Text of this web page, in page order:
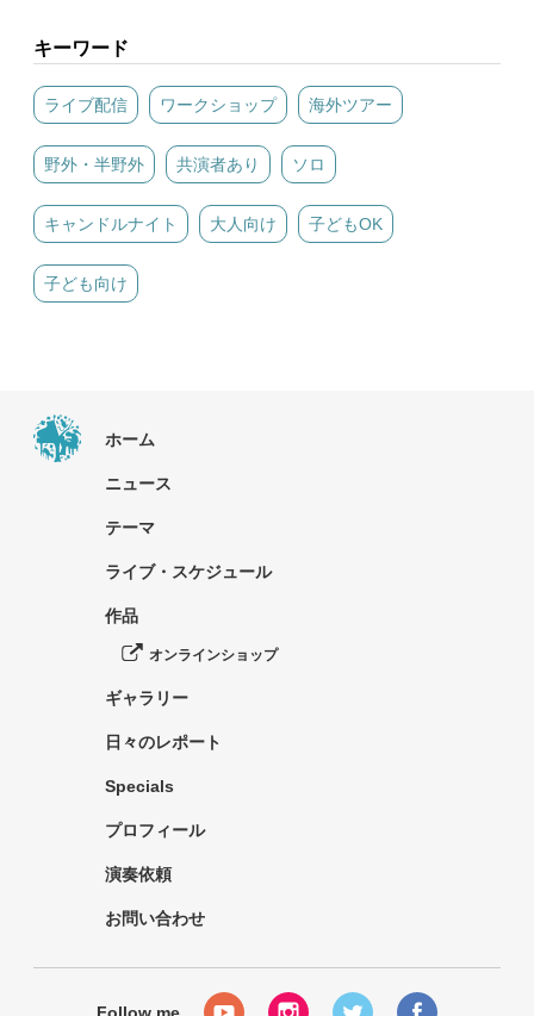
キーワード
ライブ配信 ワークショップ 海外ツアー
野外・半野外 共演者あり ソロ
キャンドルナイト 大人向け 子どもOK
子ども向け
ホーム
ニュース
テーマ
ライブ・スケジュール
作品
オンラインショップ
ギャラリー
日々のレポート
Specials
プロフィール
演奏依頼
お問い合わせ